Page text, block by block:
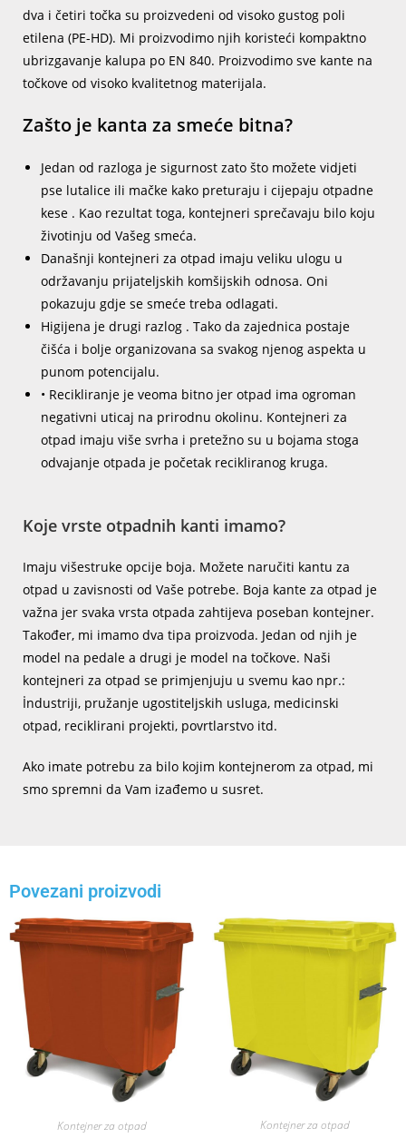
dva i četiri točka su proizvedeni od visoko gustog poli
etilena (PE-HD). Mi proizvodimo njih koristeći kompaktno
ubrizgavanje kalupa po EN 840. Proizvodimo sve kante na
točkove od visoko kvalitetnog materijala.
Zašto je kanta za smeće bitna?
Jedan od razloga je sigurnost zato što možete vidjeti
pse lutalice ili mačke kako preturaju i cijepaju otpadne
kese . Kao rezultat toga, kontejneri sprečavaju bilo koju
životinju od Vašeg smeća.
Današnji kontejneri za otpad imaju veliku ulogu u
održavanju prijateljskih komšijskih odnosa. Oni
pokazuju gdje se smeće treba odlagati.
Higijena je drugi razlog . Tako da zajednica postaje
čišća i bolje organizovana sa svakog njenog aspekta u
punom potencijalu.
• Recikliranje je veoma bitno jer otpad ima ogroman
negativni uticaj na prirodnu okolinu. Kontejneri za
otpad imaju više svrha i pretežno su u bojama stoga
odvajanje otpada je početak recikliranog kruga.
Koje vrste otpadnih kanti imamo?
Imaju višestruke opcije boja. Možete naručiti kantu za
otpad u zavisnosti od Vaše potrebe. Boja kante za otpad je
važna jer svaka vrsta otpada zahtijeva poseban kontejner.
Također, mi imamo dva tipa proizvoda. Jedan od njih je
model na pedale a drugi je model na točkove. Naši
kontejneri za otpad se primjenjuju u svemu kao npr.:
İndustriji, pružanje ugostiteljskih usluga, medicinski
otpad, reciklirani projekti, povrtlarstvo itd.
Ako imate potrebu za bilo kojim kontejnerom za otpad, mi
smo spremni da Vam izađemo u susret.
Povezani proizvodi
Kontejner za otpad Kontejner za otpad